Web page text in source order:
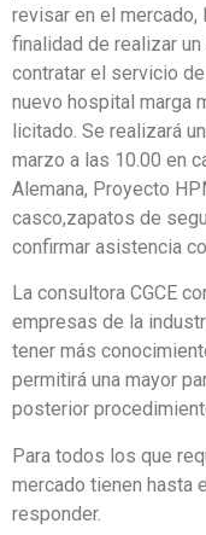
revisar en el
finalidad de realizar
contratar el servicio
nuevo hospital marga
licitado. Se realizará
marzo a las 10.00 en
Alemana, Proyecto
casco,zapatos de
confirmar asistencia
La consultora CGCE
empresas de la
tener más
permitirá una mayor
posterior
Para todos los que
mercado tienen hasta
responder.